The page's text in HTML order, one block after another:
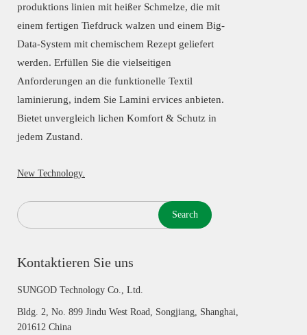
produktions linien mit heißer Schmelze, die mit
einem fertigen Tiefdruck walzen und einem Big-
Data-System mit chemischem Rezept geliefert
werden. Erfüllen Sie die vielseitigen
Anforderungen an die funktionelle Textil
laminierung, indem Sie Lamini ervices anbieten.
Bietet unvergleich lichen Komfort & Schutz in
jedem Zustand.
New Technology.
Search
Kontaktieren Sie uns
SUNGOD Technology Co., Ltd.
Bldg. 2, No. 899 Jindu West Road, Songjiang, Shanghai,
201612 China